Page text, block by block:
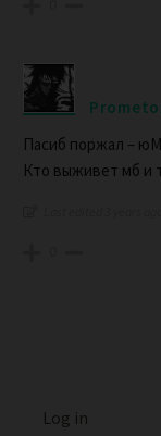
Пасиб поржал –
Кто выживет мб и
Log in